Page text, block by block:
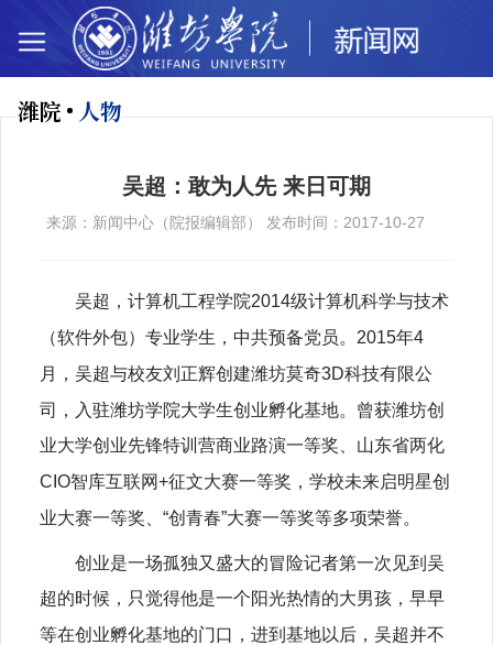
潍院 人物
吴超：敢为人先 来日可期
来源：新闻中心（院报编辑部） 发布时间：2017-10-27
吴超，计算机工程学院2014级计算机科学与技术
（软件外包）专业学生，中共预备党员。2015年4
月，吴超与校友刘正辉创建潍坊莫奇3D科技有限公
司，入驻潍坊学院大学生创业孵化基地。曾获潍坊创
业大学创业先锋特训营商业路演一等奖、山东省两化
CIO智库互联网+征文大赛一等奖，学校未来启明星创
业大赛一等奖、“创青春”大赛一等奖等多项荣誉。
创业是一场孤独又盛大的冒险记者第一次见到吴
超的时候，只觉得他是一个阳光热情的大男孩，早早
等在创业孵化基地的门口，进到基地以后，吴超并不